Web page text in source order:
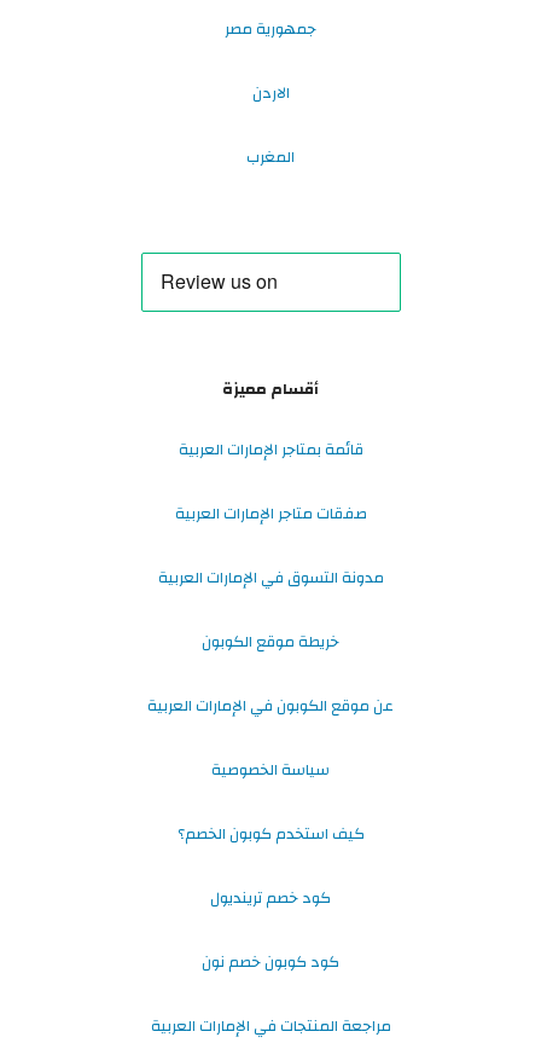
جمهورية مصر
الاردن
المغرب
أقسام مميزة
قائمة بمتاجر الإمارات العربية
صفقات متاجر الإمارات العربية
مدونة التسوق في الإمارات العربية
خريطة موقع الكوبون
عن موقع الكوبون في الإمارات العربية
سياسة الخصوصية
كيف استخدم كوبون الخصم؟
كود خصم ترينديول
كود كوبون خصم نون
مراجعة المنتجات في الإمارات العربية